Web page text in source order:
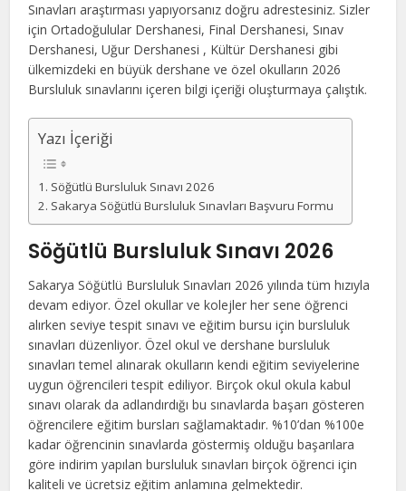
Sınavları araştırması yapıyorsanız doğru adrestesiniz. Sizler
için Ortadoğulular Dershanesi, Final Dershanesi, Sınav
Dershanesi, Uğur Dershanesi , Kültür Dershanesi gibi
ülkemizdeki en büyük dershane ve özel okulların 2026
Bursluluk sınavlarını içeren bilgi içeriği oluşturmaya çalıştık.
Yazı İçeriği
Söğütlü Bursluluk Sınavı 2026
Sakarya Söğütlü Bursluluk Sınavları Başvuru Formu
Söğütlü Bursluluk Sınavı 2026
Sakarya Söğütlü Bursluluk Sınavları 2026 yılında tüm hızıyla
devam ediyor. Özel okullar ve kolejler her sene öğrenci
alırken seviye tespit sınavı ve eğitim bursu için bursluluk
sınavları düzenliyor. Özel okul ve dershane bursluluk
sınavları temel alınarak okulların kendi eğitim seviyelerine
uygun öğrencileri tespit ediliyor. Birçok okul okula kabul
sınavı olarak da adlandırdığı bu sınavlarda başarı gösteren
öğrencilere eğitim bursları sağlamaktadır. %10’dan %100e
kadar öğrencinin sınavlarda göstermiş olduğu başarılara
göre indirim yapılan bursluluk sınavları birçok öğrenci için
kaliteli ve ücretsiz eğitim anlamına gelmektedir.